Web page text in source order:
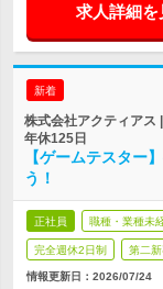
求人詳細を
新着
株式会社アクティアス
年休125日
【ゲームテスター
う！
正社員 職種・業種未
完全週休2日制 第二
情報更新日：2026/07/24